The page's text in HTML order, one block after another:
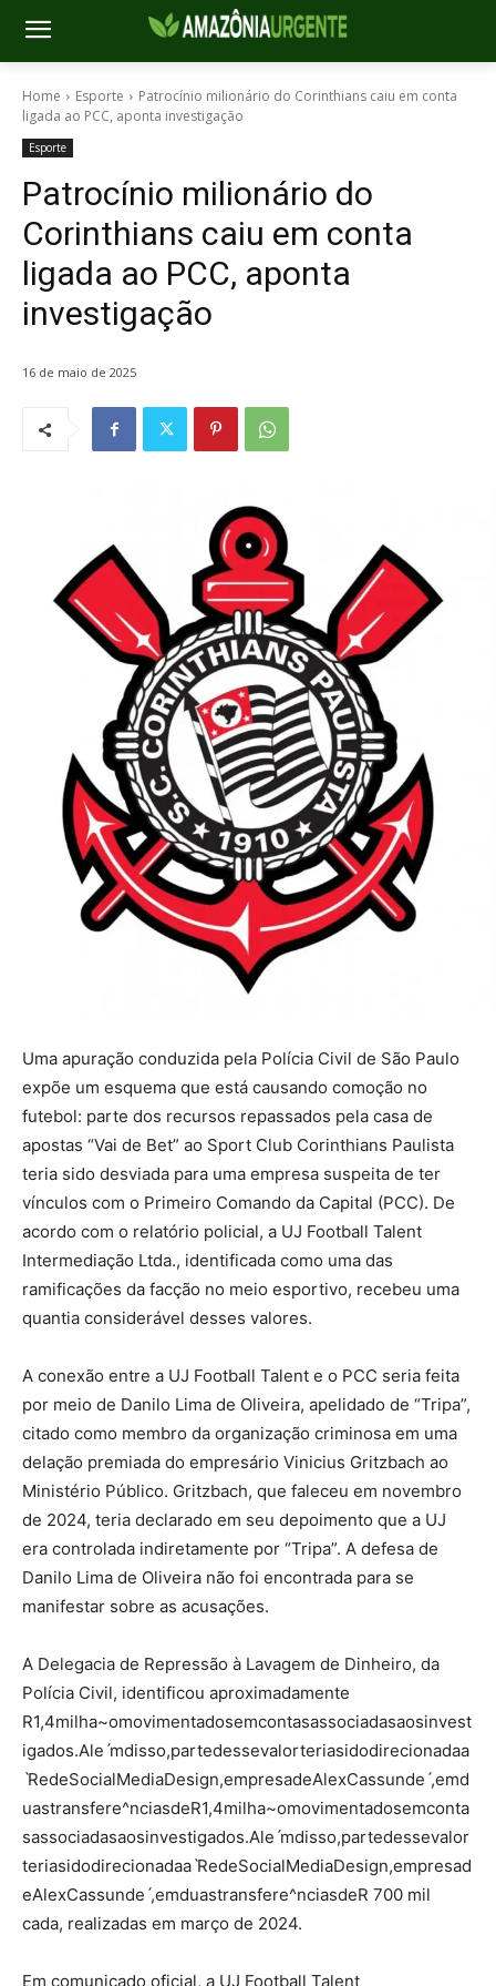
Home Esporte
Patrocínio milionário do Corinthians caiu em conta
ligada ao PCC, aponta investigação
Esporte
Patrocínio milionário do
Corinthians caiu em conta
ligada ao PCC, aponta
investigação
16 de maio de 2025
Uma apuração conduzida pela Polícia Civil de São Paulo
expõe um esquema que está causando comoção no
futebol: parte dos recursos repassados pela casa de
apostas “Vai de Bet” ao Sport Club Corinthians Paulista
teria sido desviada para uma empresa suspeita de ter
vínculos com o Primeiro Comando da Capital (PCC). De
acordo com o relatório policial, a UJ Football Talent
Intermediação Ltda., identificada como uma das
ramificações da facção no meio esportivo, recebeu uma
quantia considerável desses valores.
A conexão entre a UJ Football Talent e o PCC seria feita
por meio de Danilo Lima de Oliveira, apelidado de “Tripa”,
citado como membro da organização criminosa em uma
delação premiada do empresário Vinicius Gritzbach ao
Ministério Público. Gritzbach, que faleceu em novembro
de 2024, teria declarado em seu depoimento que a UJ
era controlada indiretamente por “Tripa”. A defesa de
Danilo Lima de Oliveira não foi encontrada para se
manifestar sobre as acusações.
A Delegacia de Repressão à Lavagem de Dinheiro, da
Polícia Civil, identificou aproximadamente
R1,4milha~omovimentadosemcontasassociadasaosinvest
igados.Aleˊmdisso,partedessevalorteriasidodirecionadaa
ˋRedeSocialMediaDesign,empresadeAlexCassundeˊ,emd
uastransfere^nciasdeR1,4milha~omovimentadosemconta
sassociadasaosinvestigados.Ale ˊmdisso,partedessevalor
teriasidodirecionadaaˋRedeSocialMediaDesign,empresad
eAlexCassunde ˊ,emduastransfere^nciasdeR 700 mil
cada, realizadas em março de 2024.
Em comunicado oficial, a UJ Football Talent